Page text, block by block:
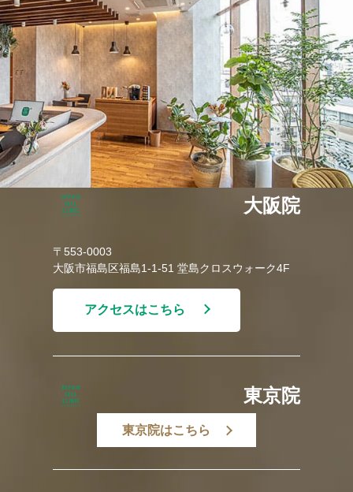
大阪院
〒553-0003
大阪市福島区福島1-1-51 堂島クロスウォーク4F
アクセスはこちら
東京院
東京院はこちら